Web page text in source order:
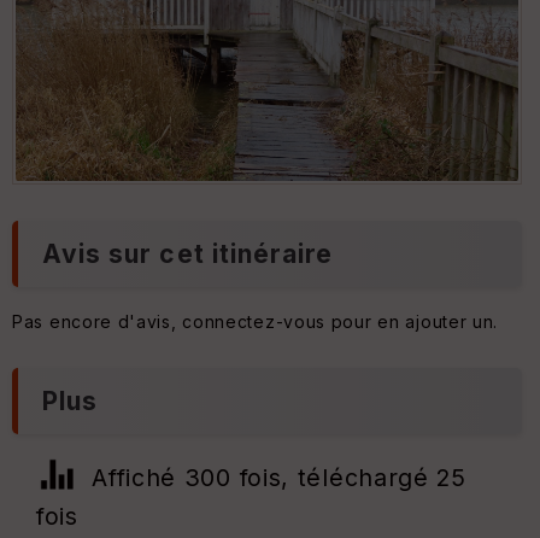
Avis sur cet itinéraire
Pas encore d'avis, connectez-vous pour en ajouter un.
Plus
Affiché 300 fois, téléchargé 25
fois